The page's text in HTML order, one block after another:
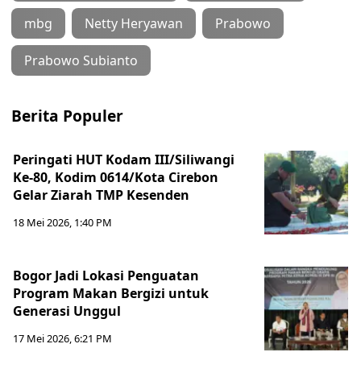
mbg Netty Heryawan Prabowo
Prabowo Subianto
Berita Populer
Peringati HUT Kodam III/Siliwangi
Ke-80, Kodim 0614/Kota Cirebon
Gelar Ziarah TMP Kesenden
18 Mei 2026, 1:40 PM
Bogor Jadi Lokasi Penguatan
Program Makan Bergizi untuk
Generasi Unggul
17 Mei 2026, 6:21 PM